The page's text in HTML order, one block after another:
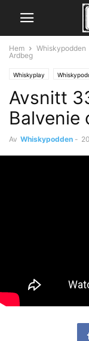
Hem Whiskypodden
Ardbeg
Whiskyplay
Avsnitt
Balvenie
Av Whiskypodden -